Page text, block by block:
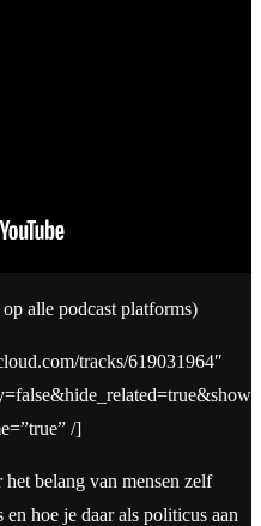
alle podcast platforms)
tracks/619031964″
/]
belang van mensen zelf
hoe je daar als politicus aan